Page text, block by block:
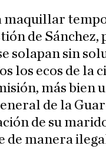
maquillar
de Sánchez,
solapan sin
los ecos de la
más bien
de la
de su
manera